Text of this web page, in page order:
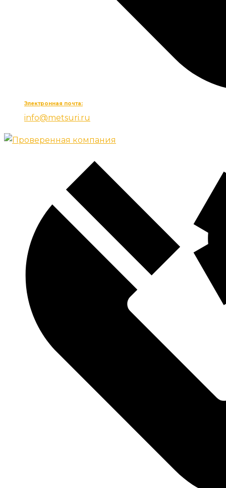
Электронная почта:
info@metsuri.ru